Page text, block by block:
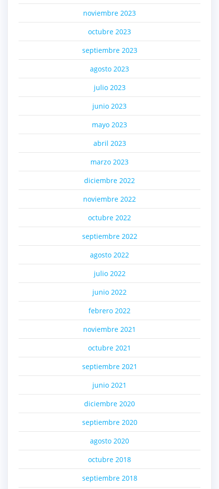
noviembre 2023
octubre 2023
septiembre 2023
agosto 2023
julio 2023
junio 2023
mayo 2023
abril 2023
marzo 2023
diciembre 2022
noviembre 2022
octubre 2022
septiembre 2022
agosto 2022
julio 2022
junio 2022
febrero 2022
noviembre 2021
octubre 2021
septiembre 2021
junio 2021
diciembre 2020
septiembre 2020
agosto 2020
octubre 2018
septiembre 2018